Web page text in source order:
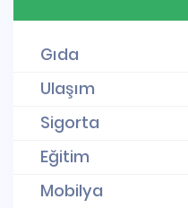
Gıda
Ulaşım
Sigorta
Eğitim
Mobilya